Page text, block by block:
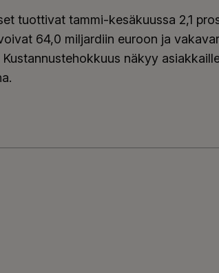
tuottivat tammi-kesäkuussa 2,1
64,0 miljardiin euroon ja
näkyy
sijoituksille 2,1 prosentin tuotto